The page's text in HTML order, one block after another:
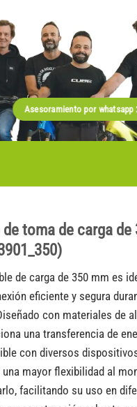
Asesoramiento por whatsapp
de toma de carga de
de carga de 350 mm es
eficiente y segura
con materiales de
una transferencia de
con diversos
una mayor flexibilidad al
facilitando su uso en